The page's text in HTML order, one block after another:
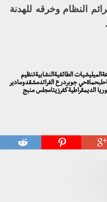
النظام وخرقه للهدنة
الطائفيةالنشابيةتنظيم
جوبردرع الفراتدمشقدومادير
الديمقراطيةكفرزيتامجلس منبج